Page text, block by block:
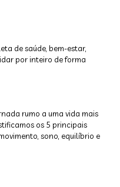
de saúde, bem-estar,
por inteiro de forma
rumo a uma vida mais
os 5 principais
sono, equilíbrio e